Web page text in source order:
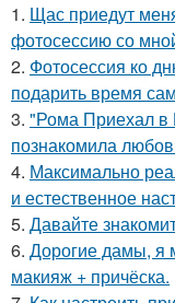
1. Щас приедут
фотосессию со
2. Фотосессия ко
подарить время
3. "Рома Приехал в
познакомила
4. Максимально
и естественное
5. Давайте
6. Дорогие дамы, я
макияж + причёска.